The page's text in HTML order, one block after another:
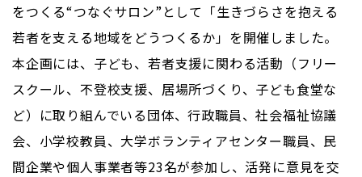
をつくる“つなぐサロン”として「生きづらさを抱える
若者を支える地域をどうつくるか」を開催しました。
本企画には、子ども、若者支援に関わる活動（フリー
スクール、不登校支援、居場所づくり、子ども食堂な
ど）に取り組んでいる団体、行政職員、社会福祉協議
会、小学校教員、大学ボランティアセンター職員、民
間企業や個人事業者等23名が参加し、活発に意見を交